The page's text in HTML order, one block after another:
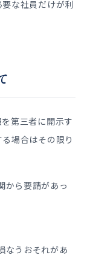
な社員だけが利
第三者に開示す
場合はその限り
から要請があっ
なうおそれがあ